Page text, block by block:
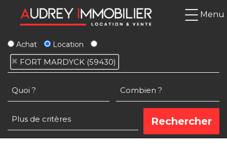
Menu
Achat Location
FORT MARDYCK (59430)